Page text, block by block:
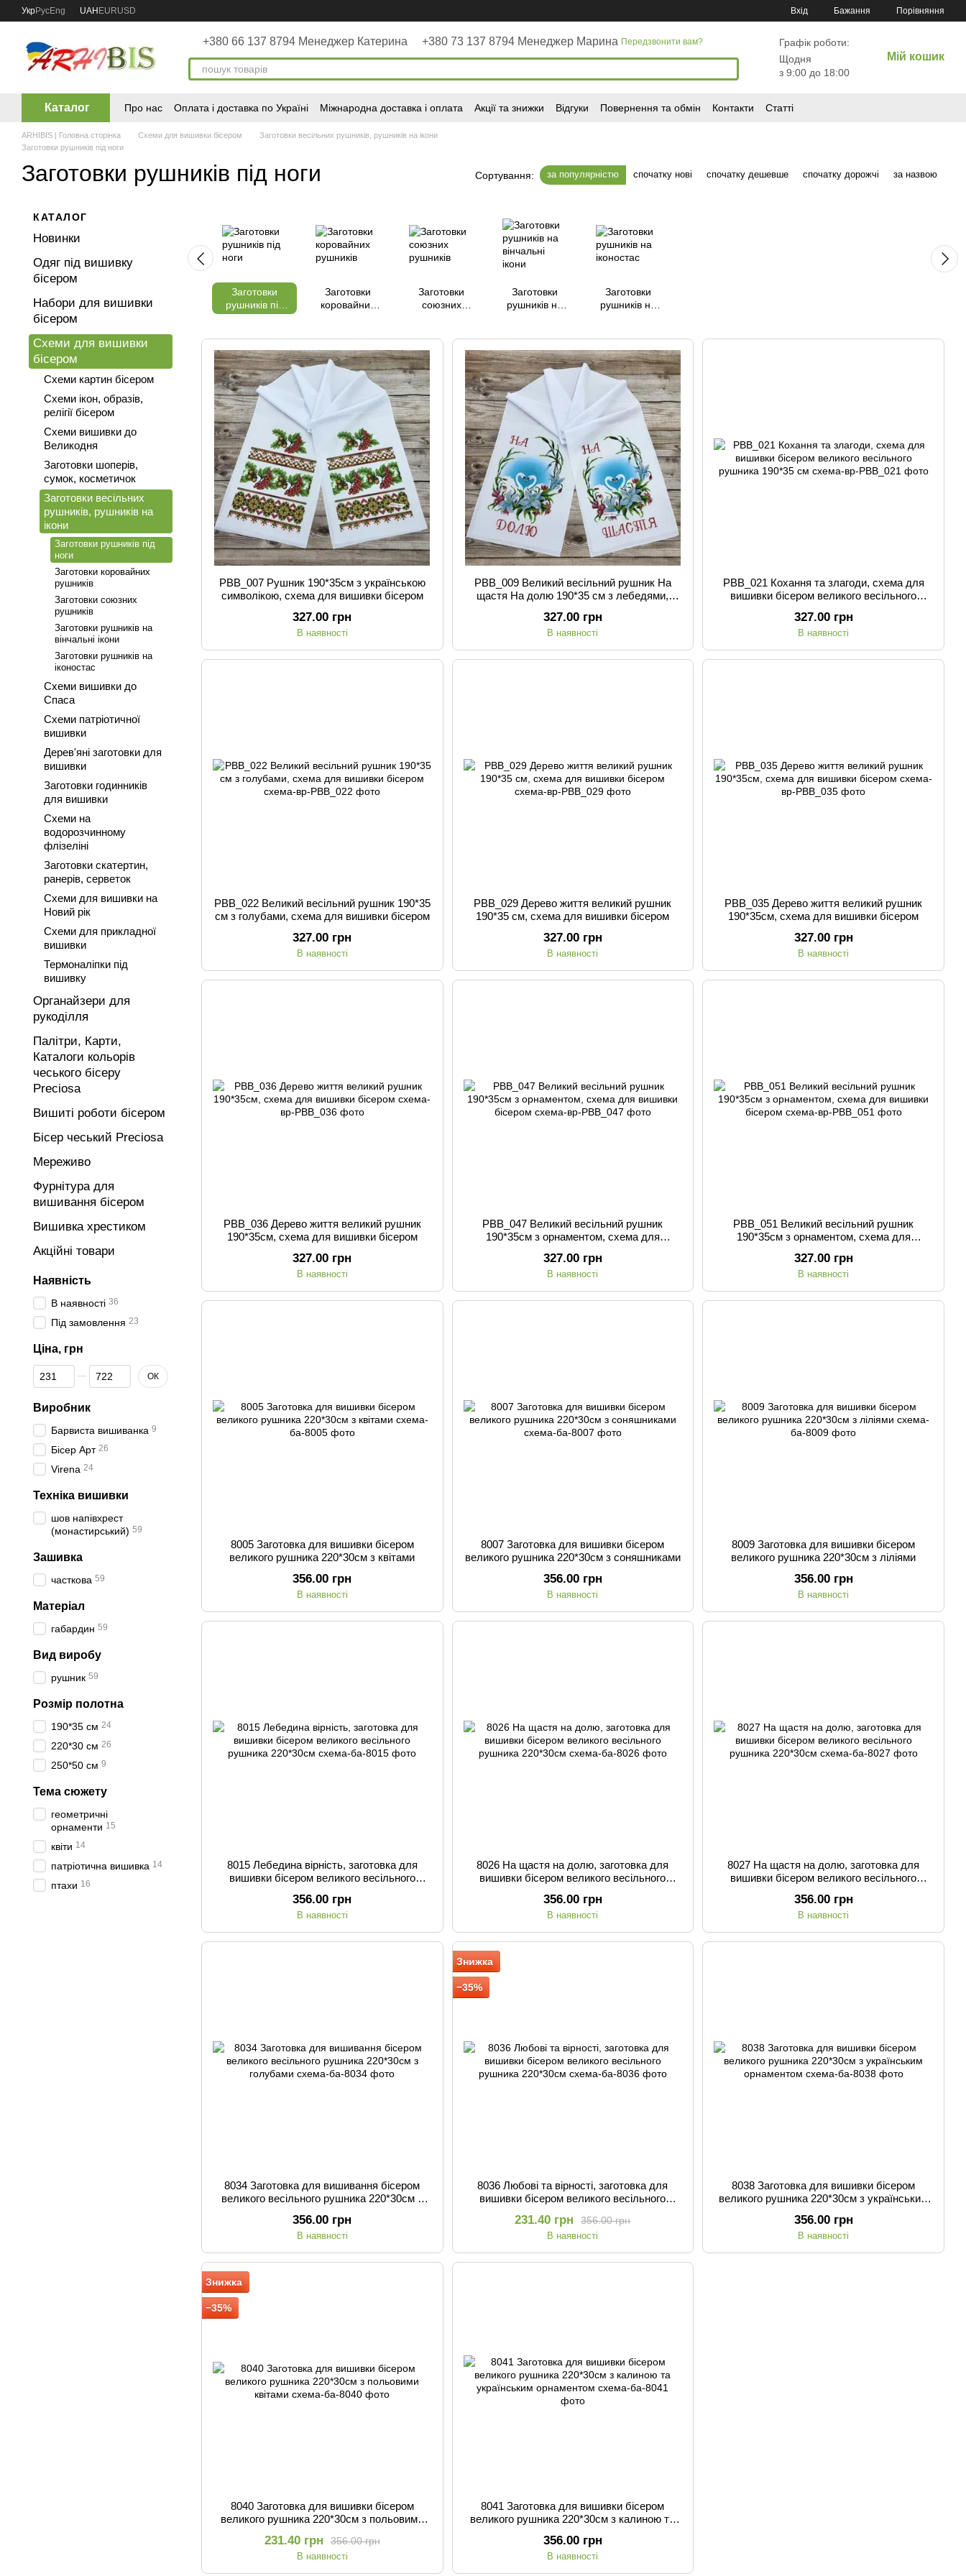
Перейти до основного контенту
УкрРусEng UAH EURUSD Вхід Бажання Порівняння
+380 66 137 8794 Менеджер Катерина +380 73 137 8794 Менеджер Марина Передзвонити вам?
Графік роботи:
Щодня
з 9:00 до 18:00
Мій кошик
Каталог Про нас Оплата і доставка по Україні Міжнародна доставка і оплата Акції та знижки Відгуки Повернення та обмін Контакти Статті
ARHIBIS | Головна сторінка Схеми для вишивки бісером
Заготовки весільних рушників, рушників на ікони
Заготовки рушників під ноги
Заготовки рушників під ноги Сортування: за популярністю спочатку нові спочатку дешевше спочатку дорожчі за назвою
Заготовки
рушників під
ноги
Заготовки
коровайних
Заготовки
союзних
Заготовки
рушників на
Заготовки
рушників на
РВВ_007 Рушник 190*35см з українською
символікою, схема для вишивки бісером
327.00 грн
В наявності
РВВ_009 Великий весільний рушник На
щастя На долю 190*35 см з лебедями,
327.00 грн
В наявності
РВВ_021 Кохання та злагоди, схема для
вишивки бісером великого весільного
327.00 грн
В наявності
РВВ_022 Великий весільний рушник 190*35
см з голубами, схема для вишивки бісером
327.00 грн
В наявності
РВВ_029 Дерево життя великий рушник
190*35 см, схема для вишивки бісером
327.00 грн
В наявності
РВВ_035 Дерево життя великий рушник
190*35см, схема для вишивки бісером
327.00 грн
В наявності
РВВ_036 Дерево життя великий рушник
190*35см, схема для вишивки бісером
327.00 грн
В наявності
РВВ_047 Великий весільний рушник
190*35см з орнаментом, схема для
327.00 грн
В наявності
РВВ_051 Великий весільний рушник
190*35см з орнаментом, схема для
327.00 грн
В наявності
8005 Заготовка для вишивки бісером
великого рушника 220*30см з квітами
356.00 грн
В наявності
8007 Заготовка для вишивки бісером
великого рушника 220*30см з соняшниками
356.00 грн
В наявності
8009 Заготовка для вишивки бісером
великого рушника 220*30см з ліліями
356.00 грн
В наявності
8015 Лебедина вірність, заготовка для
вишивки бісером великого весільного
356.00 грн
В наявності
8026 На щастя на долю, заготовка для
вишивки бісером великого весільного
356.00 грн
В наявності
8027 На щастя на долю, заготовка для
вишивки бісером великого весільного
356.00 грн
В наявності
8034 Заготовка для вишивання бісером
великого весільного рушника 220*30см з
356.00 грн
В наявності
Знижка
−35%
8036 Любові та вірності, заготовка для
вишивки бісером великого весільного
356.00 грн
231.40 грн
В наявності
8038 Заготовка для вишивки бісером
великого рушника 220*30см з українським
356.00 грн
В наявності
Знижка
−35%
8040 Заготовка для вишивки бісером
великого рушника 220*30см з польовими
356.00 грн
231.40 грн
В наявності
8041 Заготовка для вишивки бісером
великого рушника 220*30см з калиною та
356.00 грн
В наявності
КАТАЛОГ
Новинки
Одяг під вишивку
бісером
Набори для вишивки
бісером
Схеми для вишивки
бісером
Схеми картин бісером
Схеми ікон, образів,
релігії бісером
Схеми вишивки до
Великодня
Заготовки шоперів,
сумок, косметичок
Заготовки весільних
рушників, рушників на
ікони
Заготовки рушників під
ноги
Заготовки коровайних
рушників
Заготовки союзних
рушників
Заготовки рушників на
вінчальні ікони
Заготовки рушників на
іконостас
Схеми вишивки до
Спаса
Схеми патріотичної
вишивки
Дерев'яні заготовки для
вишивки
Заготовки годинників
для вишивки
Схеми на
водорозчинному
флізеліні
Заготовки скатертин,
ранерів, серветок
Схеми для вишивки на
Новий рік
Схеми для прикладної
вишивки
Термоналіпки під
вишивку
Органайзери для
рукоділля
Палітри, Карти,
Каталоги кольорів
чеського бісеру
Preciosa
Вишиті роботи бісером
Бісер чеський Preciosa
Мереживо
Фурнітура для
вишивання бісером
Вишивка хрестиком
Акційні товари
Наявність
В наявності 36
Під замовлення 23
Ціна, грн
Від Ціна, грн
До Ціна, грн ОК
Виробник
Барвиста вишиванка 9
Бісер Арт 26
Virena 24
Техніка вишивки
шов напівхрест
(монастирський) 59
Зашивка
часткова 59
Матеріал
габардин 59
Вид виробу
рушник 59
Розмір полотна
190*35 см 24
220*30 см 26
250*50 см 9
Тема сюжету
геометричні
орнаменти 15
квіти 14
патріотична вишивка 14
птахи 16